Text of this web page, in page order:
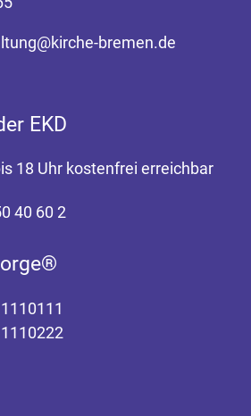
bremen.de
EKD
18 Uhr kostenfrei erreichbar
40 60 2